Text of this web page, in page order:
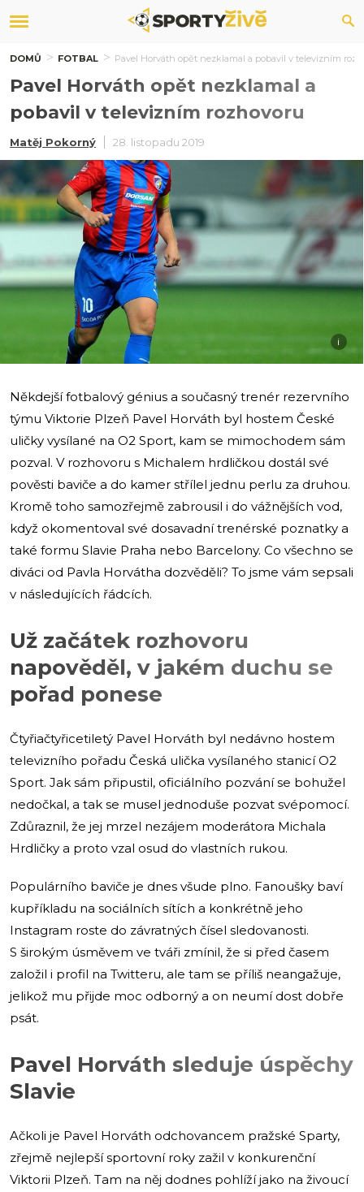
DOMŮ FOTBAL Pavel Horváth opět nezklamal a pobavil v televizním
Pavel Horváth opět nezklamal a
pobavil v televizním rozhovoru
Matěj Pokorný 28. listopadu 2019
i
Někdejší fotbalový génius a současný trenér rezervního
týmu Viktorie Plzeň Pavel Horváth byl hostem České
uličky vysílané na O2 Sport, kam se mimochodem sám
pozval. V rozhovoru s Michalem hrdličkou dostál své
pověsti baviče a do kamer střílel jednu perlu za druhou.
Kromě toho samozřejmě zabrousil i do vážnějších vod,
když okomentoval své dosavadní trenérské poznatky a
také formu Slavie Praha nebo Barcelony. Co všechno se
diváci od Pavla Horvátha dozvěděli? To jsme vám sepsali
v následujících řádcích.
Už začátek rozhovoru
napověděl, v jakém duchu se
pořad ponese
Čtyřiačtyřicetiletý Pavel Horváth byl nedávno hostem
televizního pořadu Česká ulička vysílaného stanicí O2
Sport. Jak sám připustil, oficiálního pozvání se bohužel
nedočkal, a tak se musel jednoduše pozvat svépomocí.
Zdůraznil, že jej mrzel nezájem moderátora Michala
Hrdličky a proto vzal osud do vlastních rukou.
Populárního baviče je dnes všude plno. Fanoušky baví
kupříkladu na sociálních sítích a konkrétně jeho
Instagram roste do závratných čísel sledovanosti.
S širokým úsměvem ve tváři zmínil, že si před časem
založil i profil na Twitteru, ale tam se příliš neangažuje,
jelikož mu přijde moc odborný a on neumí dost dobře
psát.
Pavel Horváth sleduje úspěchy
Slavie
Ačkoli je Pavel Horváth odchovancem pražské Sparty,
zřejmě nejlepší sportovní roky zažil v konkurenční
Viktorii Plzeň. Tam na něj dodnes pohlíží jako na živoucí